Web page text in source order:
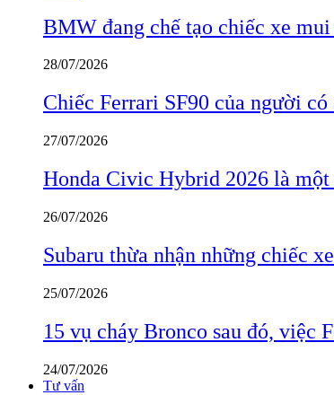
BMW đang chế tạo chiếc xe
28/07/2026
Chiếc Ferrari SF90 của người
27/07/2026
Honda Civic Hybrid 2026 là
26/07/2026
Subaru thừa nhận những chiếc
25/07/2026
15 vụ cháy Bronco sau đó, việc
24/07/2026
Tư vấn